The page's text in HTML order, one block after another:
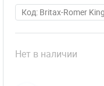
Код: Britax-Romer
Нет в наличии